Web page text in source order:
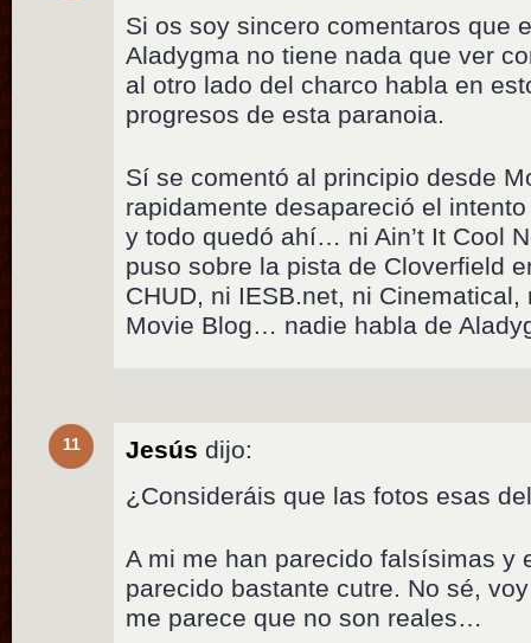
Si os soy sincero comentaros que
Aladygma no tiene nada que ver
al otro lado del charco habla en
progresos de esta paranoia.
Sí se comentó al principio desde
rapidamente desapareció el
y todo quedó ahí… ni Ain’t It Cool
puso sobre la pista de Cloverfield
CHUD, ni IESB.net, ni
Movie Blog… nadie habla de
11 Jesús dijo:
¿Consideráis que las fotos esas
A mi me han parecido falsísimas y
parecido bastante cutre. No sé,
me parece que no son reales…